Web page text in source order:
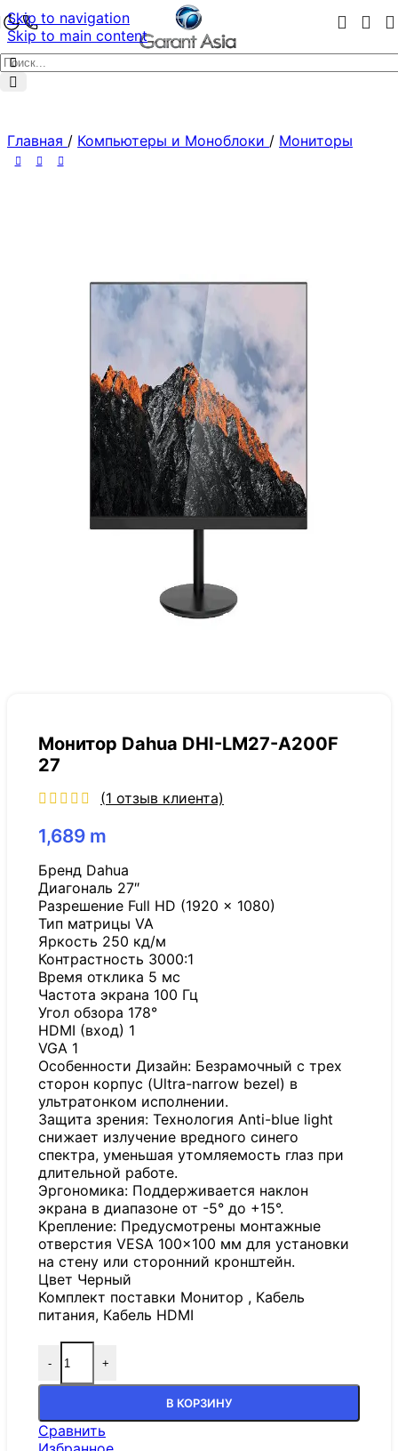
Skip to navigation
Skip to main content
Главная / Компьютеры и Моноблоки / Мониторы
Монитор Dahua DHI-LM27-A200F
27
(1 отзыв клиента)
1,689 m
Бренд Dahua
Диагональ 27″
Разрешение Full HD (1920 x 1080)
Тип матрицы VA
Яркость 250 кд/м
Контрастность 3000:1
Время отклика 5 мс
Частота экрана 100 Гц
Угол обзора 178°
HDMI (вход) 1
VGA 1
Особенности Дизайн: Безрамочный с трех
сторон корпус (Ultra-narrow bezel) в
ультратонком исполнении.
Защита зрения: Технология Anti-blue light
снижает излучение вредного синего
спектра, уменьшая утомляемость глаз при
длительной работе.
Эргономика: Поддерживается наклон
экрана в диапазоне от -5° до +15°.
Крепление: Предусмотрены монтажные
отверстия VESA 100×100 мм для установки
на стену или сторонний кронштейн.
Цвет Черный
Комплект поставки Монитор , Кабель
питания, Кабель HDMI
- +
В КОРЗИНУ
Сравнить